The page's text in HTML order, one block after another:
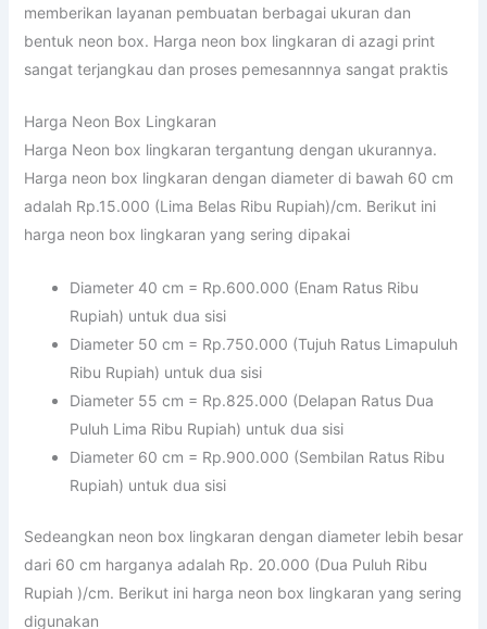
memberikan layanan pembuatan berbagai ukuran dan
bentuk neon box. Harga neon box lingkaran di azagi print
sangat terjangkau dan proses pemesannnya sangat praktis
Harga Neon Box Lingkaran
Harga Neon box lingkaran tergantung dengan ukurannya.
Harga neon box lingkaran dengan diameter di bawah 60 cm
adalah Rp.15.000 (Lima Belas Ribu Rupiah)/cm. Berikut ini
harga neon box lingkaran yang sering dipakai
Diameter 40 cm = Rp.600.000 (Enam Ratus Ribu
Rupiah) untuk dua sisi
Diameter 50 cm = Rp.750.000 (Tujuh Ratus Limapuluh
Ribu Rupiah) untuk dua sisi
Diameter 55 cm = Rp.825.000 (Delapan Ratus Dua
Puluh Lima Ribu Rupiah) untuk dua sisi
Diameter 60 cm = Rp.900.000 (Sembilan Ratus Ribu
Rupiah) untuk dua sisi
Sedeangkan neon box lingkaran dengan diameter lebih besar
dari 60 cm harganya adalah Rp. 20.000 (Dua Puluh Ribu
Rupiah )/cm. Berikut ini harga neon box lingkaran yang sering
digunakan